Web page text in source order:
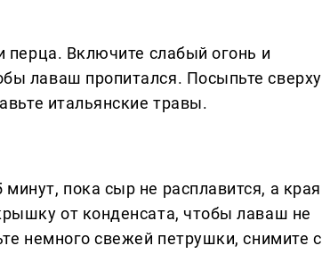
перца. Включите слабый огонь и
лаваш пропитался. Посыпьте сверху
итальянские травы.
пока сыр не расплавится, а края
от конденсата, чтобы лаваш не
немного свежей петрушки, снимите с